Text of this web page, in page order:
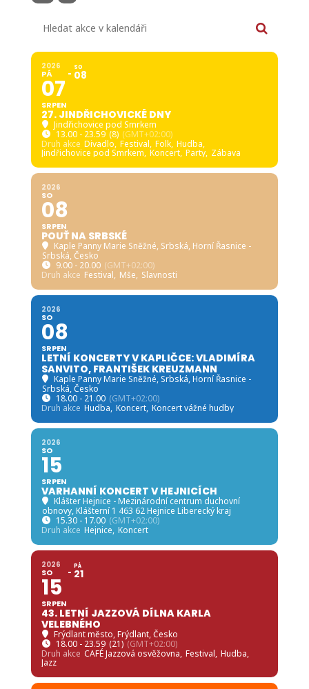
2026
PÁ
07
SRPEN
SO
08
27. JINDŘICHOVICKÉ DNY
Jindřichovice pod Smrkem
13.00 - 23.59 (8) (GMT+02:00)
Druh akce Divadlo, Festival, Folk, Hudba,
Jindřichovice pod Smrkem, Koncert, Party, Zábava
2026
SO
08
SRPEN
POUŤ NA SRBSKÉ
Kaple Panny Marie Sněžné, Srbská, Horní Řasnice -
Srbská, Česko
9.00 - 20.00 (GMT+02:00)
Druh akce Festival, Mše, Slavnosti
2026
SO
08
SRPEN
LETNÍ KONCERTY V KAPLIČCE: VLADIMÍRA
SANVITO, FRANTIŠEK KREUZMANN
Kaple Panny Marie Sněžné, Srbská, Horní Řasnice -
Srbská, Česko
18.00 - 21.00 (GMT+02:00)
Druh akce Hudba, Koncert, Koncert vážné hudby
2026
SO
15
SRPEN
VARHANNÍ KONCERT V HEJNICÍCH
Klášter Hejnice - Mezinárodní centrum duchovní
obnovy, Klášterní 1 463 62 Hejnice Liberecký kraj
15.30 - 17.00 (GMT+02:00)
Druh akce Hejnice, Koncert
2026
SO
15
SRPEN
PÁ
21
43. LETNÍ JAZZOVÁ DÍLNA KARLA
VELEBNÉHO
Frýdlant město, Frýdlant, Česko
18.00 - 23.59 (21) (GMT+02:00)
Druh akce CAFÉ Jazzová osvěžovna, Festival, Hudba,
Jazz